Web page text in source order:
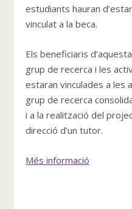
estudiants hauran
vinculat a la beca.
Els beneficiaris
grup de recerca i les
estaran vinculades a les
grup de recerca
i a la realització del
direcció d’un tutor.
Més informació